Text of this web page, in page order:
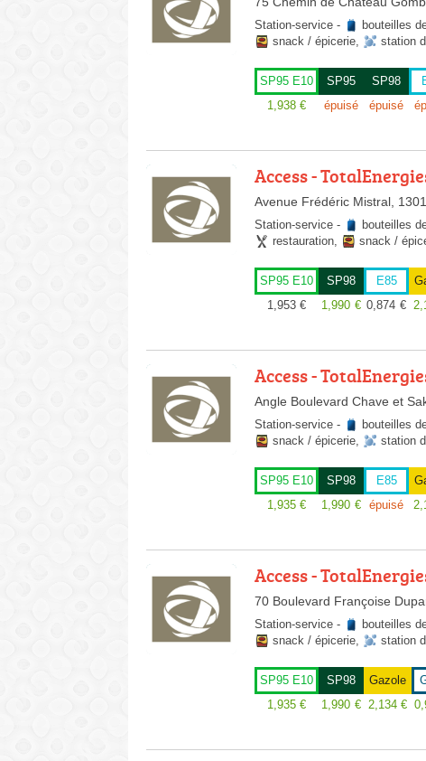
Station-service - bouteilles
snack / épicerie, station
SP95 E10
1,938 €
SP95
épuisé
SP98
épuisé
Access -
Avenue Frédéric Mistral,
Station-service - bouteilles
restauration, snack /
SP95 E10
1,953 €
SP98
1,990 €
E85
0,874 €
Access -
Angle Boulevard Chave et
Station-service - bouteilles
snack / épicerie, station
SP95 E10
1,935 €
SP98
1,990 €
E85
épuisé
Access -
70 Boulevard Françoise
Station-service - bouteilles
snack / épicerie, station
SP95 E10
1,935 €
SP98
1,990 €
Gazole
2,134 €